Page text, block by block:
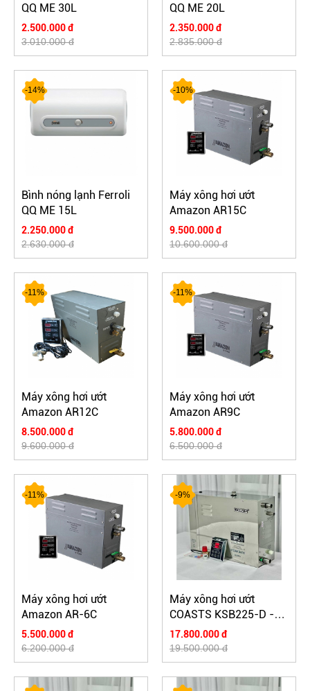
QQ ME 30L
2.500.000 đ
3.010.000 đ
QQ ME 20L
2.350.000 đ
2.835.000 đ
-14%
Bình nóng lạnh Ferroli
QQ ME 15L
2.250.000 đ
2.630.000 đ
-10%
Máy xông hơi ướt
Amazon AR15C
9.500.000 đ
10.600.000 đ
-11%
Máy xông hơi ướt
Amazon AR12C
8.500.000 đ
9.600.000 đ
-11%
Máy xông hơi ướt
Amazon AR9C
5.800.000 đ
6.500.000 đ
-11%
Máy xông hơi ướt
Amazon AR-6C
5.500.000 đ
6.200.000 đ
-9%
Máy xông hơi ướt
COASTS KSB225-D -
điều khiển cảm ứng
17.800.000 đ
19.500.000 đ